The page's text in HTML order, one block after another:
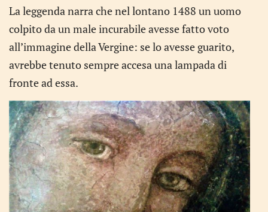
La leggenda narra che nel lontano 1488 un uomo
colpito da un male incurabile avesse fatto voto
all’immagine della Vergine: se lo avesse guarito,
avrebbe tenuto sempre accesa una lampada di
fronte ad essa.